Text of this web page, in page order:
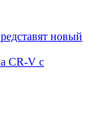
новый
CR-V с